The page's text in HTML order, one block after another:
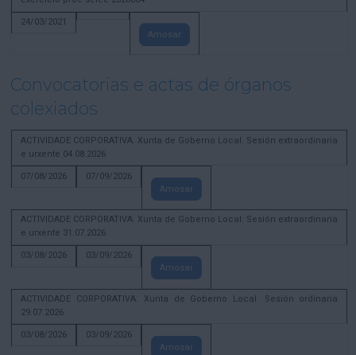
24/03/2021
Amosar
Convocatorias e actas de órganos
colexiados
ACTIVIDADE CORPORATIVA. Xunta de Goberno Local. Sesión extraordinaria
e urxente 04.08.2026
07/08/2026
07/09/2026
Amosar
ACTIVIDADE CORPORATIVA. Xunta de Goberno Local. Sesión extraordinaria
e urxente 31.07.2026
03/08/2026
03/09/2026
Amosar
ACTIVIDADE CORPORATIVA. Xunta de Goberno Local. Sesión ordinaria
29.07.2026
03/08/2026
03/09/2026
Amosar